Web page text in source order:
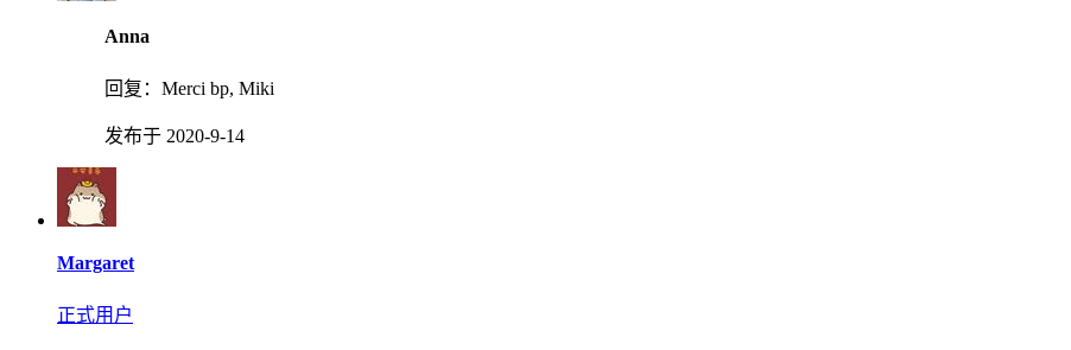
Anna
回复： Merci bp, Miki
发布于 2020-9-14
Margaret
正式用户